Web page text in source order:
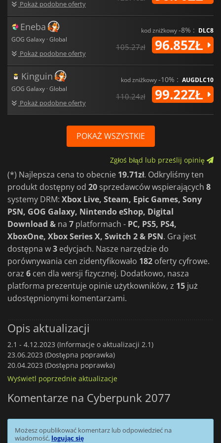
VRR, a gra jest nadal udoskonalana i wzbogacana o nową
Pokaż podobne oferty
Eneba
GOG Galaxy · Global
Pokaż podobne oferty
kod zniżkowy-8% : DLC8
105.27zł 96.85ZŁ
Kinguin
GOG Galaxy · Global
Pokaż podobne oferty
kod zniżkowy-10% : AUGDLC10
110.24zł 99.22ZŁ
POKAŻ WSZYSTKIE
Zgłoś błąd lub prześlij opinię
(*) Najlepsza cena to obecnie 19.71zł. Odkryliśmy ten
produkt dostępny od 20 sprzedawców wspierających 8
systemy DRM: Xbox Live, Steam, Epic Games, Sony
PSN, GOG Galaxy, Nintendo eShop, Digital
Download & na 7 platformach - PC, PS5, PS4,
XboxOne, Xbox Series X, Switch 2 & PSN. Gra jest
dostępna w3 edycjach. Nasze narzędzie do
porównywania cen zidentyfikowało 182 oferty cyfrowe.
oraz 6 cen dla wersji fizycznej. Dodatkowo, nasza
platforma prezentuje opinie użytkowników, z 15 już
udostępnionymi komentarzami.
Opis aktualizacji
2.1 - 4.12.2023 (Informacje o aktualizacji 2.1)
23.06.2023 (Dostępna poprawka)
20.04.2023 (Dostępna poprawka)
Wyświetl poprzednie aktualizacje
Komentarze na Cyberpunk 2077
Możesz opublikować komentarz lub odpowiedzieć na
wiadomość, logując się